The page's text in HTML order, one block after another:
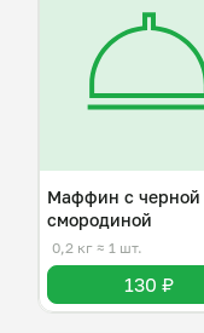
Маффин с черной
смородиной
0,2 кг ≈ 1 шт.
130 ₽